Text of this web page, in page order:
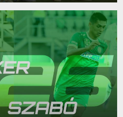
olvasom...